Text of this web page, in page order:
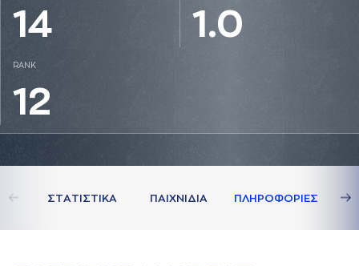
14 1.0
RANK
12
ΣΤAΤΙΣΤΙΚA ΠAΙΧΝΙΔΙA ΠΛΗΡΟΦΟΡΙΕΣ